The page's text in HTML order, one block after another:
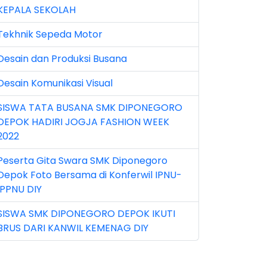
2025 (1)
2026 (5)
2023 (8)
2024 (1)
2026 (3)
2026 (16)
2022 (101)
2023 (5)
2025 (15)
2024 (2)
SEKOLAH
Sepeda Motor
dan Produksi Busana
Komunikasi Visual
TATA BUSANA SMK DIPONEGORO
HADIRI JOGJA FASHION WEEK
Gita Swara SMK Diponegoro
Foto Bersama di Konferwil IPNU-
DIY
SMK DIPONEGORO DEPOK IKUTI
DARI KANWIL KEMENAG DIY